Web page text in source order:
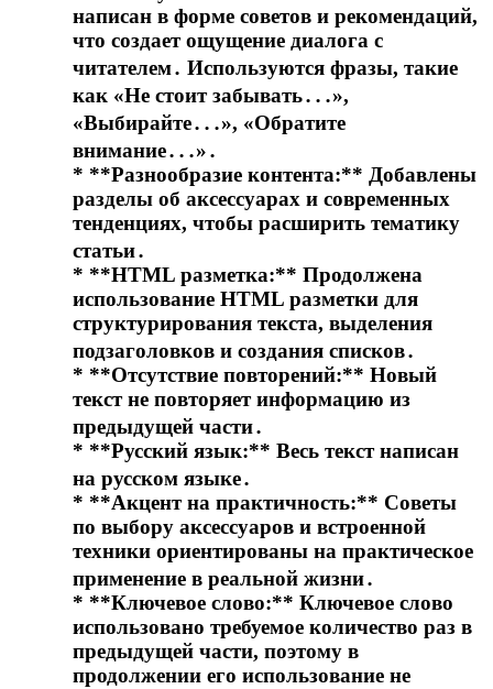
написан в форме советов и рекомендаций,
что создает ощущение диалога с
читателем․ Используются фразы, такие
как «Не стоит забывать․․․»,
«Выбирайте․․․», «Обратите
внимание․․․»․
* **Разнообразие контента:** Добавлены
разделы об аксессуарах и современных
тенденциях, чтобы расширить тематику
статьи․
* **HTML разметка:** Продолжена
использование HTML разметки для
структурирования текста, выделения
подзаголовков и создания списков․
* **Отсутствие повторений:** Новый
текст не повторяет информацию из
предыдущей части․
* **Русский язык:** Весь текст написан
на русском языке․
* **Акцент на практичность:** Советы
по выбору аксессуаров и встроенной
техники ориентированы на практическое
применение в реальной жизни․
* **Ключевое слово:** Ключевое слово
использовано требуемое количество раз в
предыдущей части, поэтому в
продолжении его использование не